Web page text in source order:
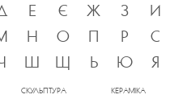
Е Є Ж З
И
Н О П Р
С
Ш Щ Ь Ю Я
СКУЛЬПТУРА КЕРАМІКА